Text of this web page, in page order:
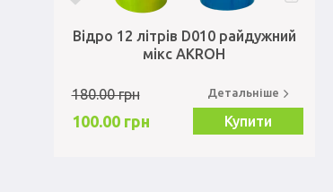
Відро 12 літрів D010 райдужний
мікс AKROH
180.00 грн
100.00 грн
Детальніше
Купити